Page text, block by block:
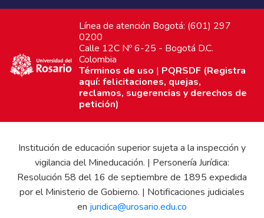
Línea de atención Bogotá: (601) 297
0200
Calle 12C Nº 6-25 - Bogotá D.C.
Colombia
Términos de uso | PQRSDF (Registra
aquí: felicitaciones, quejas,
reclamos, sugerencias y derechos de
petición)
Institución de educación superior sujeta a la inspección y
vigilancia del Mineducación. | Personería Jurídica:
Resolución 58 del 16 de septiembre de 1895 expedida
por el Ministerio de Gobierno. | Notificaciones judiciales
en juridica@urosario.edu.co